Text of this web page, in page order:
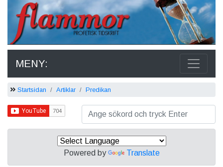
MENY:
Startsidan Artiklar Predikan
Powered by Translate